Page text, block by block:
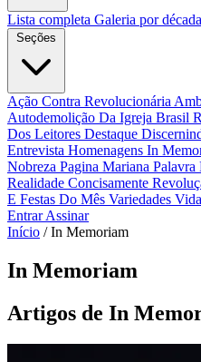
Lista completa Galeria por década
Seções
Ação Contra Revolucionária
Autodemolição Da Igreja Brasil
Dos Leitores Destaque
Entrevista Homenagens In
Nobreza Pagina Mariana Palavra
Realidade Concisamente
E Festas Do Mês Variedades
EntrarAssinar
Início / In Memoriam
In Memoriam
Artigos de In